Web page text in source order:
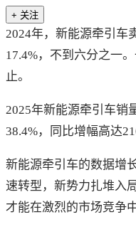
+ 关注
2024年，新能源牵引车
17.4%，不到六分之一
止。
2025年新能源牵引车销
38.4%，同比增幅高达
新能源牵引车的数据增
速转型，新势力扎堆入
才能在激烈的市场竞争